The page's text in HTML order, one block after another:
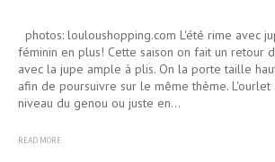
photos: louloushopping.com L'été rime avec
féminin en plus! Cette saison on fait un retour
avec la jupe ample à plis. On la porte taille
afin de poursuivre sur le même thème.
niveau du genou ou juste en…
READ MORE